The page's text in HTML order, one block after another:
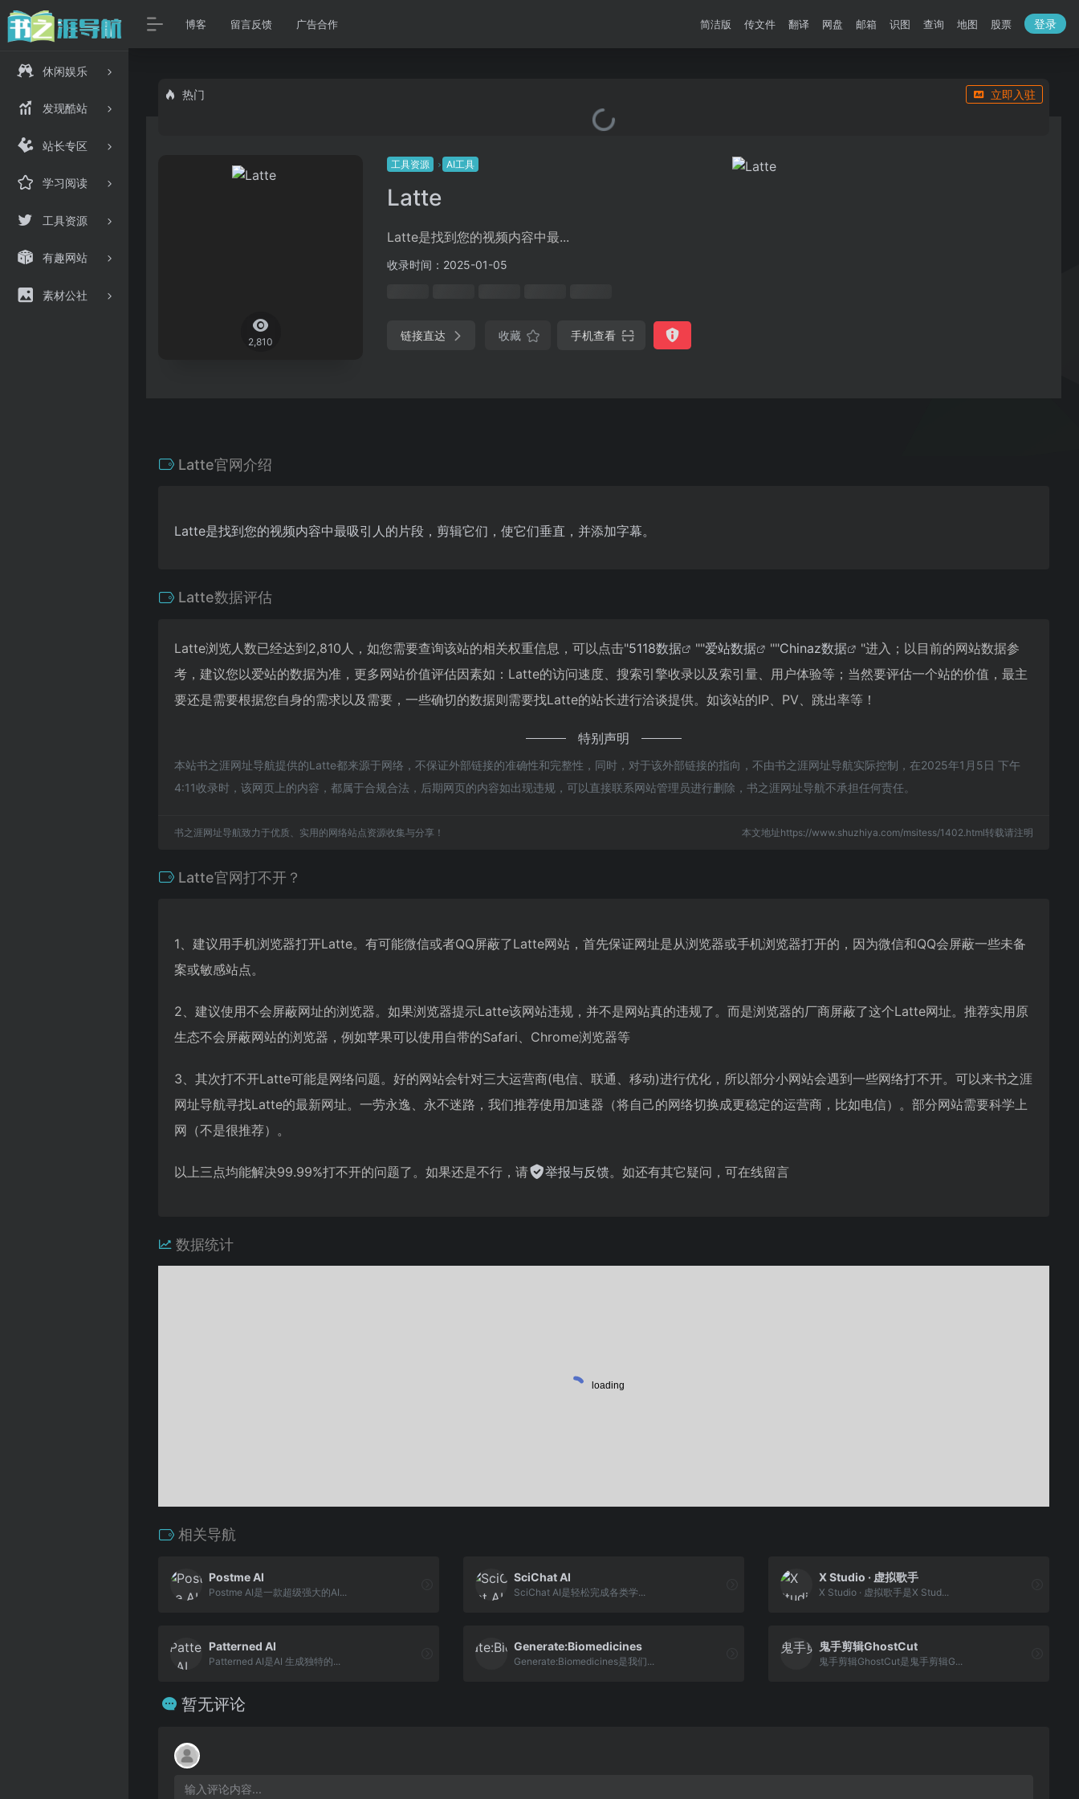
休闲娱乐
发现酷站
站长专区
学习阅读
工具资源
有趣网站
素材公社
博客 留言反馈 广告合作 简洁版 传文件 翻译 网盘 邮箱 识图 查询 地图 股票 登录
热门 立即入驻
2,810
工具资源 AI工具
Latte
Latte是找到您的视频内容中最...
收录时间：2025-01-05
链接直达 收藏 手机查看
Latte官网介绍
Latte是找到您的视频内容中最吸引人的片段，剪辑它们，使它们垂直，并添加字幕。
Latte数据评估
Latte浏览人数已经达到2,810人，如您需要查询该站的相关权重信息，可以点击"5118数据 ""爱站数据 ""Chinaz数据
"进入；以目前的网站数据参
考，建议您以爱站的数据为准，更多网站价值评估因素如：Latte的访问速度、搜索引擎收录以及索引量、用户体验等；当然要评估一个站的价值，最主
要还是需要根据您自身的需求以及需要，一些确切的数据则需要找Latte的站长进行洽谈提供。如该站的IP、PV、跳出率等！
特别声明
本站书之涯网址导航提供的Latte都来源于网络，不保证外部链接的准确性和完整性，同时，对于该外部链接的指向，不由书之涯网址导航实际控制，在2025年1月5日 下午
4:11收录时，该网页上的内容，都属于合规合法，后期网页的内容如出现违规，可以直接联系网站管理员进行删除，书之涯网址导航不承担任何责任。
书之涯网址导航致力于优质、实用的网络站点资源收集与分享！ 本文地址https://www.shuzhiya.com/msitess/1402.html转载请注明
Latte官网打不开？
1、建议用手机浏览器打开Latte。有可能微信或者QQ屏蔽了Latte网站，首先保证网址是从浏览器或手机浏览器打开的，因为微信和QQ会屏蔽一些未备
案或敏感站点。
2、建议使用不会屏蔽网址的浏览器。如果浏览器提示Latte该网站违规，并不是网站真的违规了。而是浏览器的厂商屏蔽了这个Latte网址。推荐实用原
生态不会屏蔽网站的浏览器，例如苹果可以使用自带的Safari、Chrome浏览器等
3、其次打不开Latte可能是网络问题。好的网站会针对三大运营商(电信、联通、移动)进行优化，所以部分小网站会遇到一些网络打不开。可以来书之涯
网址导航寻找Latte的最新网址。一劳永逸、永不迷路，我们推荐使用加速器（将自己的网络切换成更稳定的运营商，比如电信）。部分网站需要科学上
网（不是很推荐）。
以上三点均能解决99.99%打不开的问题了。如果还是不行，请 举报与反馈。如还有其它疑问，可在线留言
数据统计
相关导航
Postme AI
Postme AI是一款超级强大的AI...
SciChat AI
SciChat AI是轻松完成各类学...
X Studio · 虚拟歌手
X Studio · 虚拟歌手是X Stud...
Patterned AI
Patterned AI是AI 生成独特的...
Generate:Biomedicines
Generate:Biomedicines是我们...
鬼手剪辑GhostCut
鬼手剪辑GhostCut是鬼手剪辑G...
暂无评论